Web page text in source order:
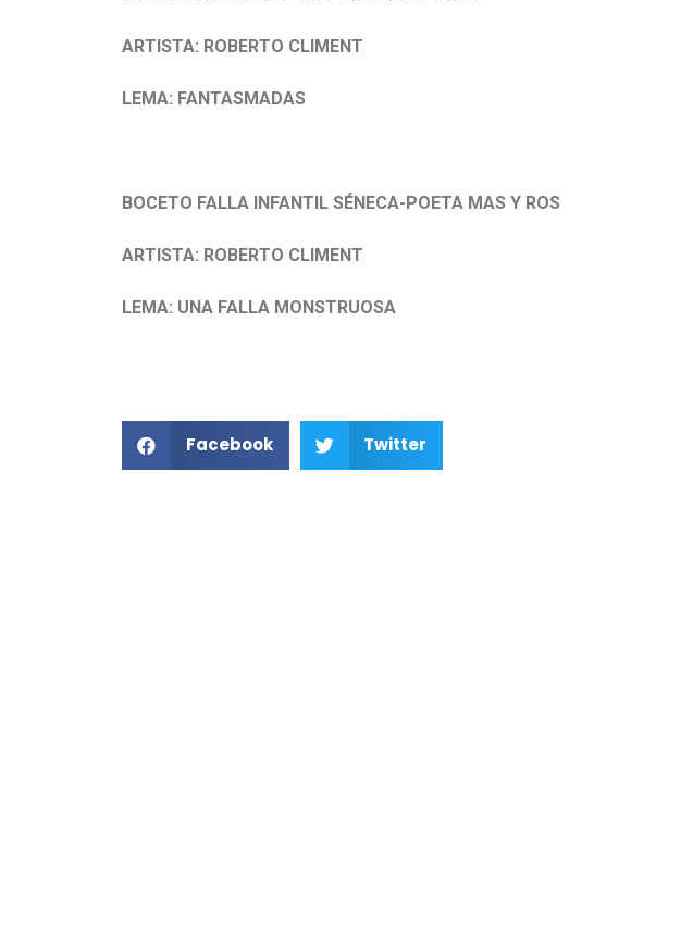
ARTISTA: ROBERTO CLIMENT
LEMA: FANTASMADAS
BOCETO FALLA INFANTIL SÉNECA-POETA MAS Y ROS
ARTISTA: ROBERTO CLIMENT
LEMA: UNA FALLA MONSTRUOSA
Facebook Twitter